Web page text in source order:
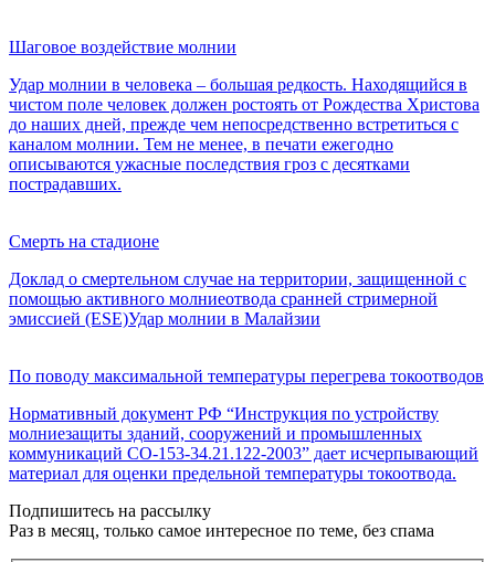
Шаговое воздействие молнии
Удар молнии в человека – большая редкость. Находящийся в
чистом поле человек должен ростоять от Рождества Христова
до наших дней, прежде чем непосредственно встретиться с
каналом молнии. Тем не менее, в печати ежегодно
описываются ужасные последствия гроз с десятками
пострадавших.
Смерть на стадионе
Доклад о смертельном случае на территории, защищенной с
помощью активного молниеотвода сранней стримерной
эмиссией (ESE)Удар молнии в Малайзии
По поводу максимальной температуры перегрева токоотводов
Нормативный документ РФ “Инструкция по устройству
молниезащиты зданий, сооружений и промышленных
коммуникаций СО-153-34.21.122-2003” дает исчерпывающий
материал для оценки предельной температуры токоотвода.
Подпишитесь на рассылку
Раз в месяц, только самое интересное по теме, без спама